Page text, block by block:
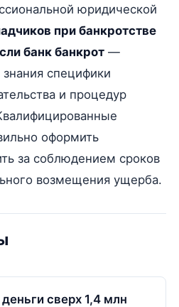
юридической
при банкротстве
банк банкрот—
специфики
и процедур
оформить
за соблюдением сроков
возмещения ущерба.
сверх 1,4 млн